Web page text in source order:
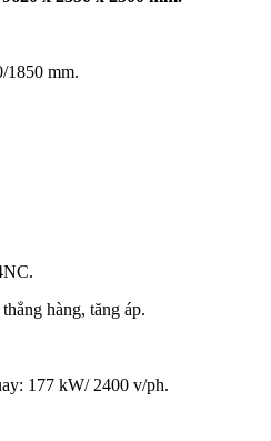
1850 mm.
hàng, tăng áp.
177 kW/ 2400 v/ph.